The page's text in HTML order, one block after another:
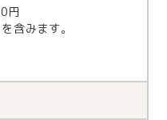
円
含みます。